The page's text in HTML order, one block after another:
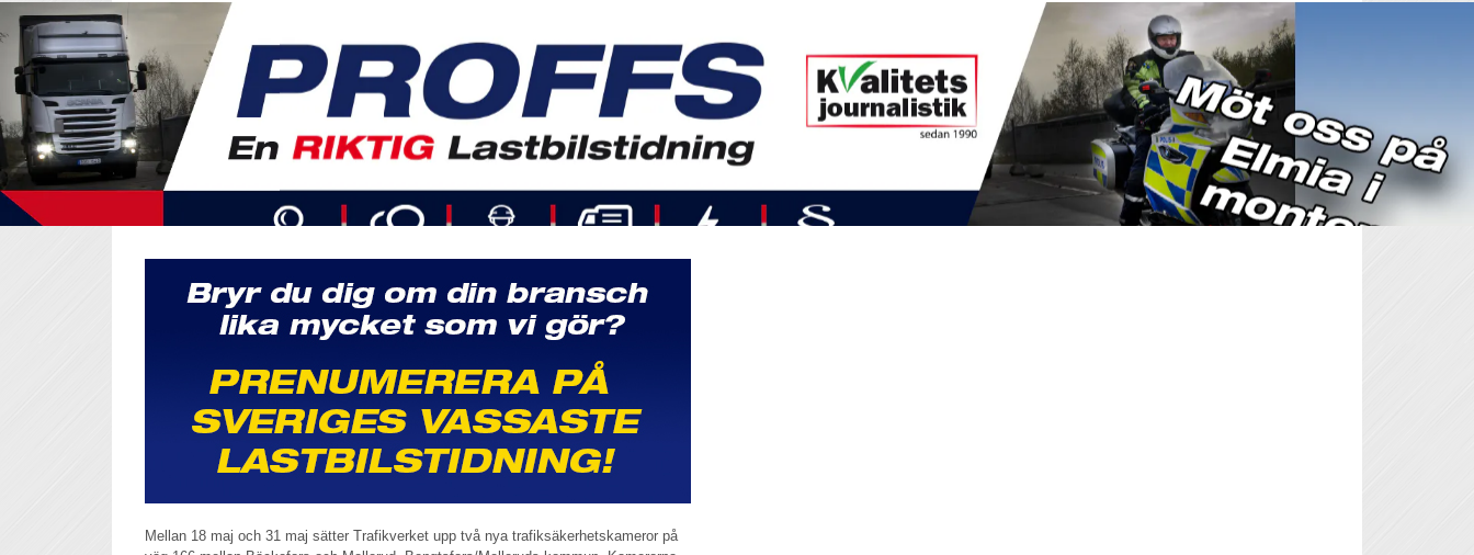
Mellan 18 maj och 31 maj sätter Trafikverket upp två nya trafiksäkerhetskameror på